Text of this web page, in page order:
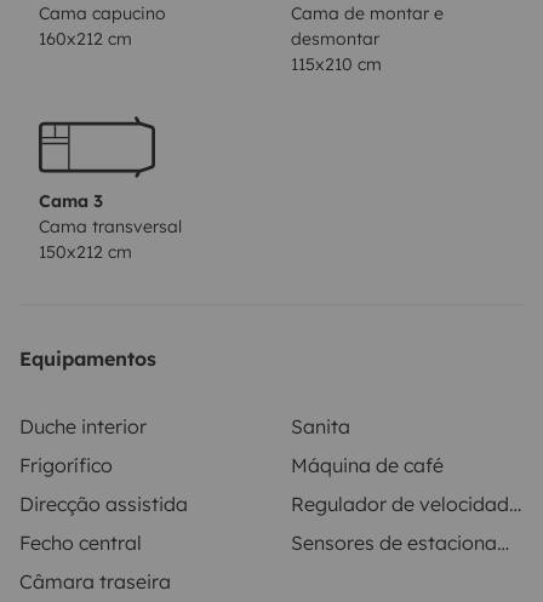
Cama capucino
160x212 cm
Cama de montar e
desmontar
115x210 cm
Cama 3
Cama transversal
150x212 cm
Equipamentos
Duche interior
Sanita
Frigorífico
Máquina de café
Direcção assistida
Regulador de velocidade / Cruise Control
Fecho central
Sensores de estacionamento
Câmara traseira